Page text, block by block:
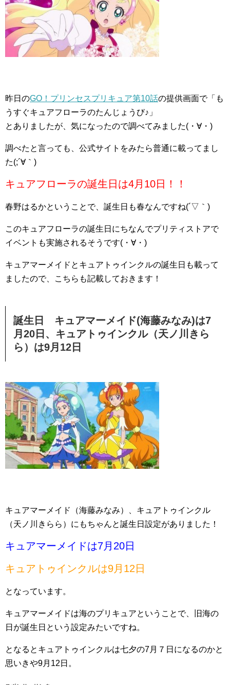
昨日のGO！プリンセスプリキュア第10話の提供画面で「も
うすぐキュアフローラのたんじょうび♪」
とありましたが、気になったので調べてみました(・∀・)
調べたと言っても、公式サイトをみたら普通に載ってまし
た(;´∀｀)
キュアフローラの誕生日は4月10日！！
春野はるかということで、誕生日も春なんですね(´▽｀)
このキュアフローラの誕生日にちなんでプリティストアで
イベントも実施されるそうです(・∀・)
キュアマーメイドとキュアトゥインクルの誕生日も載って
ましたので、こちらも記載しておきます！
誕生日 キュアマーメイド(海藤みなみ)は7
月20日、キュアトゥインクル（天ノ川きら
ら）は9月12日
キュアマーメイド（海藤みなみ）、キュアトゥインクル
（天ノ川きらら）にもちゃんと誕生日設定がありました！
キュアマーメイドは7月20日
キュアトゥインクルは9月12日
となっています。
キュアマーメイドは海のプリキュアということで、旧海の
日が誕生日という設定みたいですね。
となるとキュアトゥインクルは七夕の7月７日になるのかと
思いきや9月12日。